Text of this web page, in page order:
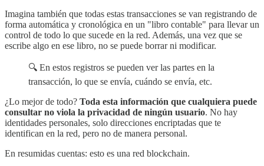
Imagina también que todas estas transacciones se van registrando de
forma automática y cronológica en un "libro contable" para llevar un
control de todo lo que sucede en la red. Además, una vez que se
escribe algo en ese libro, no se puede borrar ni modificar.
🔍 En estos registros se pueden ver las partes en la
transacción, lo que se envía, cuándo se envía, etc.
¿Lo mejor de todo? Toda esta información que cualquiera puede
consultar no viola la privacidad de ningún usuario. No hay
identidades personales, solo direcciones encriptadas que te
identifican en la red, pero no de manera personal.
En resumidas cuentas: esto es una red blockchain.